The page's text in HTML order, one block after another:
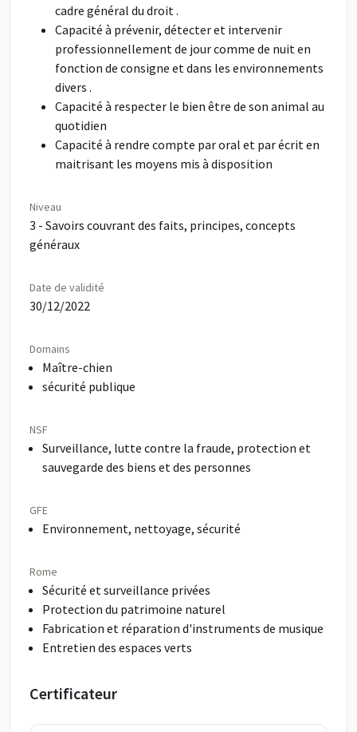
cadre général du droit .
Capacité à prévenir, détecter et intervenir
professionnellement de jour comme de nuit en
fonction de consigne et dans les environnements
divers .
Capacité à respecter le bien être de son animal au
quotidien
Capacité à rendre compte par oral et par écrit en
maitrisant les moyens mis à disposition
Niveau
3 - Savoirs couvrant des faits, principes, concepts
généraux
Date de validité
30/12/2022
Domains
Maître-chien
sécurité publique
NSF
Surveillance, lutte contre la fraude, protection et
sauvegarde des biens et des personnes
GFE
Environnement, nettoyage, sécurité
Rome
Sécurité et surveillance privées
Protection du patrimoine naturel
Fabrication et réparation d'instruments de musique
Entretien des espaces verts
Certificateur